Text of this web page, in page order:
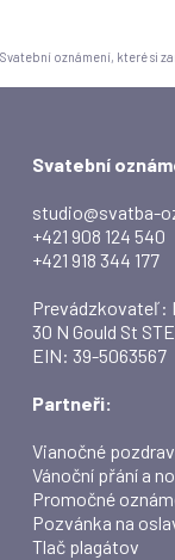
Svatební oznámení, které si
Svatební
studio@svatba-
+421 908 124 540
+421 918 344 177
Prevádzkovateľ:
30 N Gould St
EIN: 39-5063567
Partneři:
Vianočné
Vánoční přání a
Promočné
Pozvánka na
Tlač plagátov